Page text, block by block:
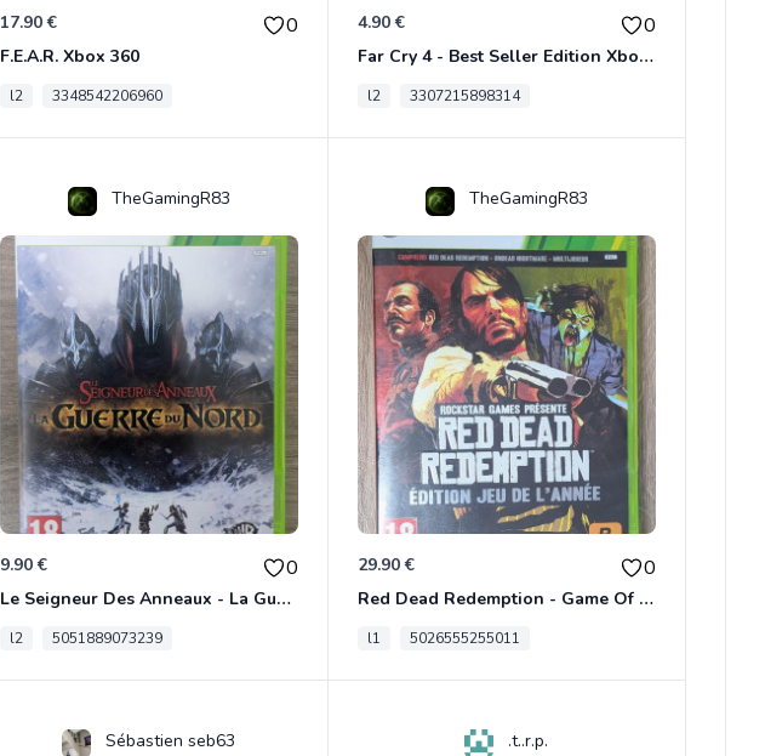
17.90 € 0
F.E.A.R. Xbox 360
l2 3348542206960
4.90 € 0
Far Cry 4 - Best Seller Edition Xbox 360
l2 3307215898314
TheGamingR83
9.90 € 0
Le Seigneur Des Anneaux - La Guerre Du Nord Xbox 360
l2 5051889073239
TheGamingR83
29.90 € 0
Red Dead Redemption - Game Of The Year Xbox 360
l1 5026555255011
Sébastien seb63 .t..r.p.